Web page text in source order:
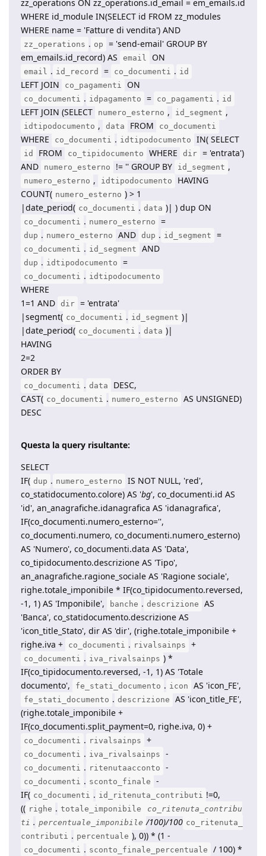
zz_operations ON zz_operations.id_email = em_emails.id
WHERE id_module IN(SELECT id FROM zz_modules
WHERE name = 'Fatture di vendita') AND
zz_operations . op
= 'send-email' GROUP BY
em_emails.id_record) AS
email ON
email . id_record = co_documenti . id
LEFT JOIN co_pagamenti ON
co_documenti . idpagamento = co_pagamenti . id
LEFT JOIN (SELECT numero_esterno , id_segment ,
idtipodocumento , data FROM co_documenti
WHERE co_documenti . idtipodocumento IN( SELECT
id FROM co_tipidocumento WHERE dir = 'entrata')
AND
numero_esterno != '' GROUP BY id_segment ,
numero_esterno , idtipodocumento
HAVING
COUNT( numero_esterno ) > 1
|date_period( co_documenti . data )| ) dup ON
co_documenti . numero_esterno =
dup . numero_esterno AND dup . id_segment =
co_documenti . id_segment AND
dup . idtipodocumento =
co_documenti . idtipodocumento
WHERE
1=1 AND dir = 'entrata'
|segment( co_documenti . id_segment )|
|date_period( co_documenti . data )|
HAVING
2=2
ORDER BY
co_documenti . data
DESC,
CAST( co_documenti . numero_esterno
AS UNSIGNED)
DESC
Questa la query risultante:
SELECT
IF( dup . numero_esterno
IS NOT NULL, 'red',
co_statidocumento.colore) AS 'bg', co_documenti.id AS
'id', an_anagrafiche.idanagrafica AS 'idanagrafica',
IF(co_documenti.numero_esterno='',
co_documenti.numero, co_documenti.numero_esterno)
AS 'Numero', co_documenti.data AS 'Data',
co_tipidocumento.descrizione AS 'Tipo',
an_anagrafiche.ragione_sociale AS 'Ragione sociale',
righe.totale_imponibile * IF(co_tipidocumento.reversed,
-1, 1) AS 'Imponibile',
banche . descrizione
AS
'Banca', co_statidocumento.descrizione AS
'icon_title_Stato', dir AS 'dir', (righe.totale_imponibile +
righe.iva +
co_documenti . rivalsainps +
co_documenti . iva_rivalsainps ) *
IF(co_tipidocumento.reversed, -1, 1) AS 'Totale
documento',
fe_stati_documento . icon AS 'icon_FE',
fe_stati_documento . descrizione
AS 'icon_title_FE',
(righe.totale_imponibile +
IF(co_documenti.split_payment=0, righe.iva, 0) +
co_documenti . rivalsainps +
co_documenti . iva_rivalsainps -
co_documenti . ritenutaacconto -
co_documenti . sconto_finale
-
IF( co_documenti . id_ritenuta_contributi !=0,
(( righe . totale_imponibile
co_ritenuta_contribu
ti . percentuale_imponibile /100)/100 co_ritenuta_
contributi . percentuale ), 0)) * (1 -
co_documenti . sconto_finale_percentuale
/ 100) *